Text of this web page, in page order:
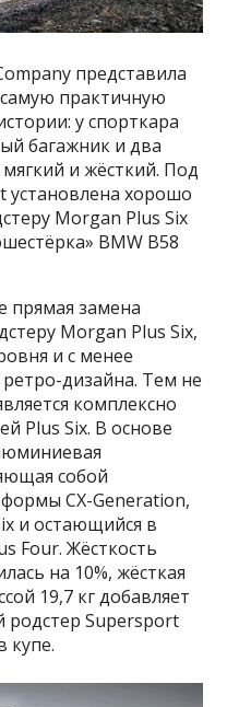
представила
практичную
у спорткара
багажник и два
и жёсткий. Под
хорошо
Morgan Plus Six
BMW B58
прямая замена
Morgan Plus Six,
и с менее
дизайна. Тем не
комплексно
Plus Six. В основе
собой
CX-Generation,
и остающийся в
Four. Жёсткость
на 10%, жёсткая
19,7 кг добавляет
родстер Supersport
купе.